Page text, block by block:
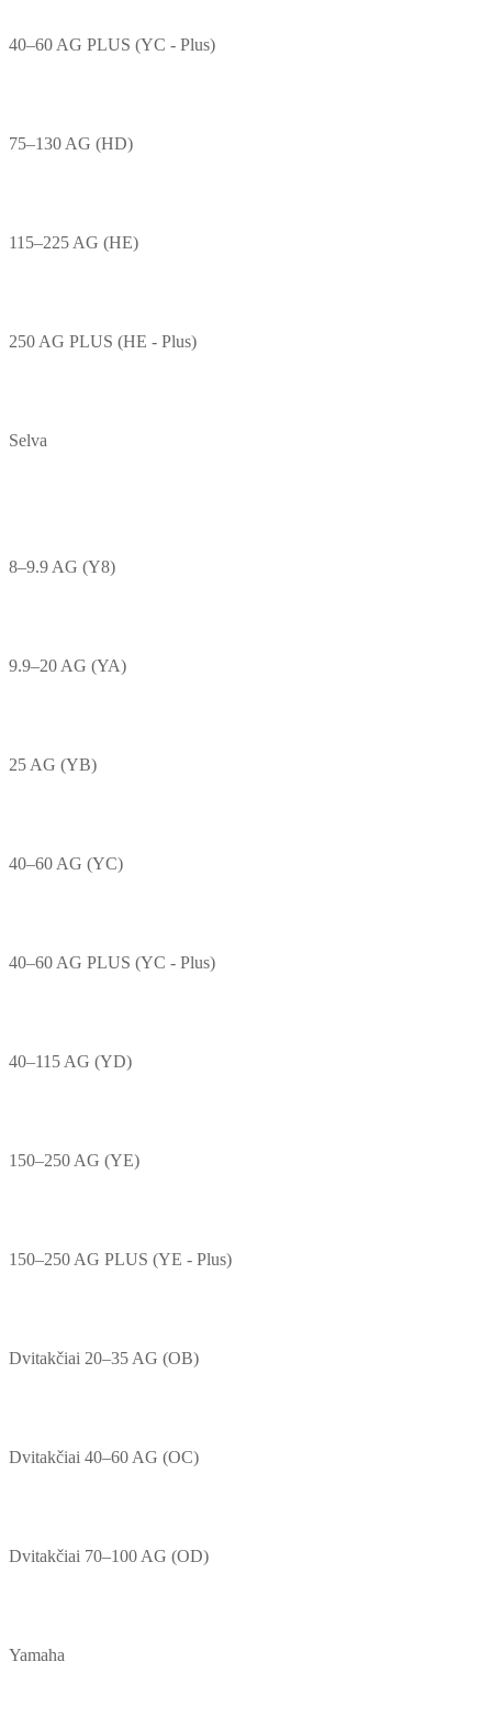
40–60 AG PLUS (YC - Plus)
75–130 AG (HD)
115–225 AG (HE)
250 AG PLUS (HE - Plus)
Selva
8–9.9 AG (Y8)
9.9–20 AG (YA)
25 AG (YB)
40–60 AG (YC)
40–60 AG PLUS (YC - Plus)
40–115 AG (YD)
150–250 AG (YE)
150–250 AG PLUS (YE - Plus)
Dvitakčiai 20–35 AG (OB)
Dvitakčiai 40–60 AG (OC)
Dvitakčiai 70–100 AG (OD)
Yamaha